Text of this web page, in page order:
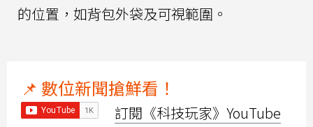
的位置，如背包外袋及可視範圍。
📌 數位新聞搶鮮看！
訂閱《科技玩家》YouTube